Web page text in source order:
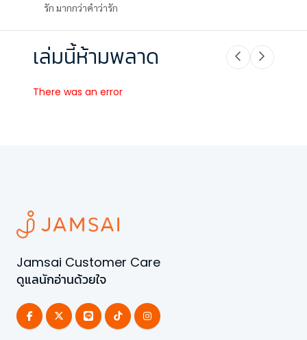
รัก มากกว่าคำว่ารัก
เล่มนี้ห้ามพลาด
There was an error
Jamsai Customer Care
ดูแลนักอ่านด้วยใจ